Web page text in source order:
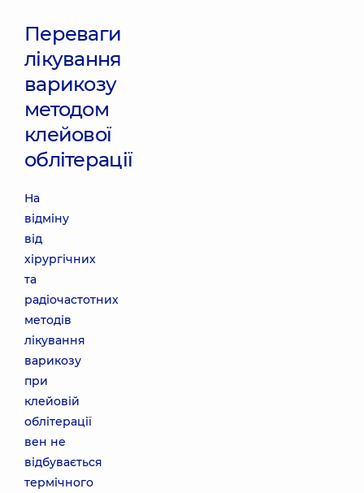
Переваги
лікування
варикозу
методом
клейової
облітерації
На
відміну
від
хірургічних
та
радіочастотних
методів
лікування
варикозу
при
клейовій
облітерації
вен не
відбувається
термічного